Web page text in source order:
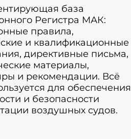
база
Регистра МАК:
правила,
и квалификационные
директивные письма,
материалы,
и рекомендации. Всё
для обеспечения
и безопасности
воздушных судов.